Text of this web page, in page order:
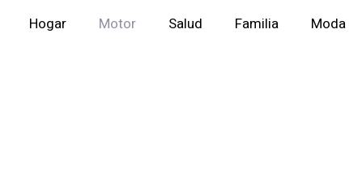
Hogar Motor Salud Familia Moda